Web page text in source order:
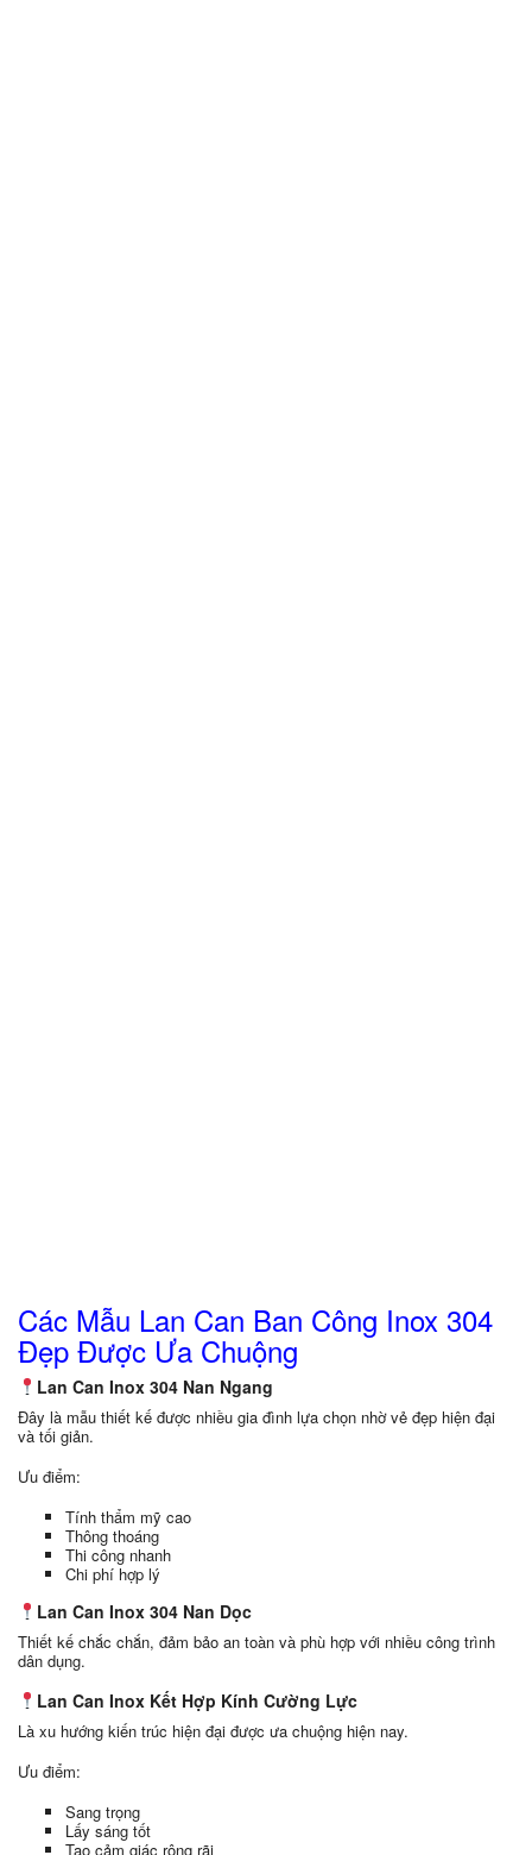
Các Mẫu Lan Can Ban Công Inox 304
Đẹp Được Ưa Chuộng
Lan Can Inox 304 Nan Ngang
Đây là mẫu thiết kế được nhiều gia đình lựa chọn nhờ vẻ đẹp hiện đại
và tối giản.
Ưu điểm:
Tính thẩm mỹ cao
Thông thoáng
Thi công nhanh
Chi phí hợp lý
Lan Can Inox 304 Nan Dọc
Thiết kế chắc chắn, đảm bảo an toàn và phù hợp với nhiều công trình
dân dụng.
Lan Can Inox Kết Hợp Kính Cường Lực
Là xu hướng kiến trúc hiện đại được ưa chuộng hiện nay.
Ưu điểm:
Sang trọng
Lấy sáng tốt
Tạo cảm giác rộng rãi